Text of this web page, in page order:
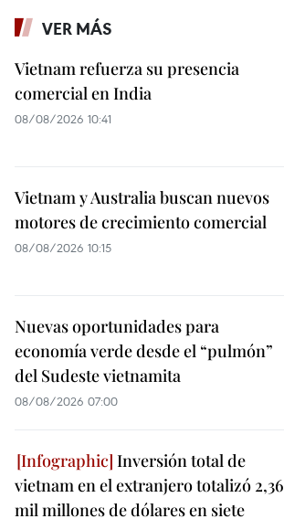
VER MÁS
Vietnam refuerza su presencia
comercial en India
08/08/2026 10:41
Vietnam y Australia buscan nuevos
motores de crecimiento comercial
08/08/2026 10:15
Nuevas oportunidades para
economía verde desde el “pulmón”
del Sudeste vietnamita
08/08/2026 07:00
Inversión total de
vietnam en el extranjero totalizó 2,36
mil millones de dólares en siete